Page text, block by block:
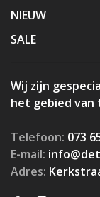
NIEUW
SALE
Wij zijn
het gebied van
Telefoon: 073
E-mail:
Adres: